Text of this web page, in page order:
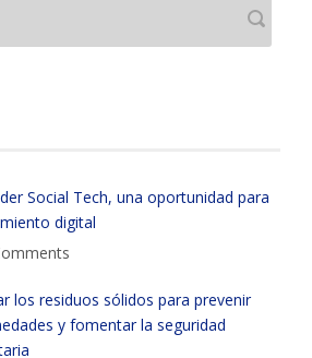
Social Tech, una oportunidad para
digital
los residuos sólidos para prevenir
y fomentar la seguridad